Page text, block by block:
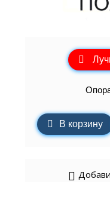
В корзину